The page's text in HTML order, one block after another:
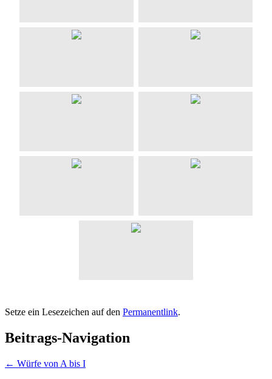
Setze ein Lesezeichen auf den Permanentlink.
Beitrags-Navigation
← Würfe von A bis I